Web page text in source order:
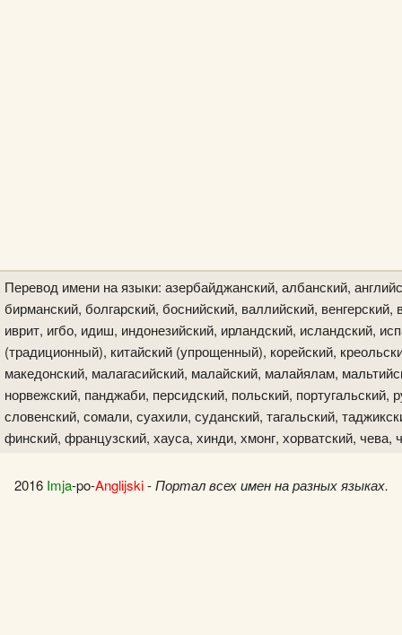
Перевод имени на языки: азербайджанский, албанский,
бирманский, болгарский, боснийский, валлийский, венгерский,
иврит, игбо, идиш, индонезийский, ирландский, исландский,
(традиционный), китайский (упрощенный), корейский,
македонский, малагасийский, малайский, малайялам,
норвежский, панджаби, персидский, польский, португальский,
словенский, сомали, суахили, суданский, тагальский,
финский, французский, хауса, хинди, хмонг, хорватский,
2016 Imja-po-Anglijski-Портал всех имен на разных языках.